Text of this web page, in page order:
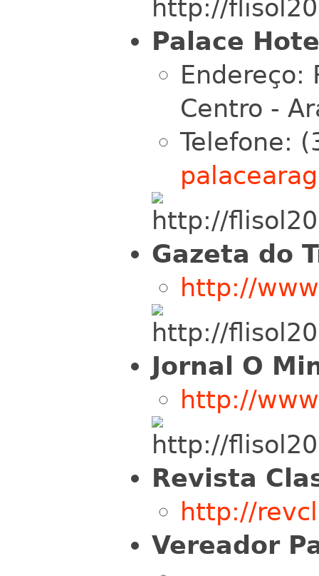
Palace
Endereço:
Centro -
Telefone:
Gazeta do
http://
Jornal O
http://
Revista
http://
Vereador